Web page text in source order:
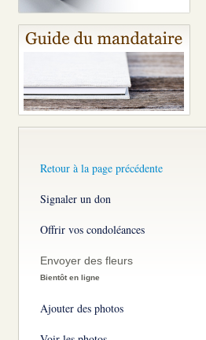
Retour à la page précédente
Signaler un don
Offrir vos condoléances
Envoyer des fleurs
Bientôt en ligne
Ajouter des photos